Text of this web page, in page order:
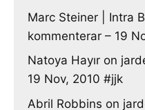
Marc Steiner | Intra
kommenterar – 19
Natoya Hayır on
19 Nov, 2010 #jjk
Abril Robbins on